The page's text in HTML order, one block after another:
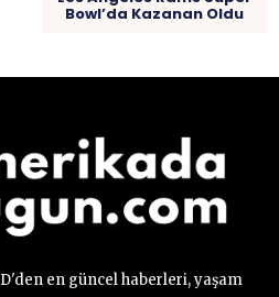
Bowl’da Kazanan Oldu
en güncel haberleri, yaşam